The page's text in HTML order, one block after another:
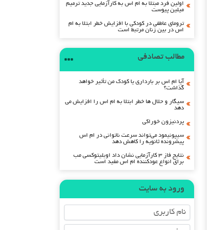
اولین فرد مبتلا به ام اس به کارآزمایی جدید ترمیم
میلین پیوست
ترومای عاطفی در کودکی با افزایش خطر ابتلا به ام
اس در بین زنان مرتبط است
مطالب تصادفی
آیا ام اس بر بارداری یا کودک من تأثیر خواهد
گذاشت؟
سیگار و حلال ها خطر ابتلا به ام اس را افزایش می
دهد
پردنیزون خوراکی
سیپونیمود می‌تواند سرعت ناتوانی در ام اس
پیشرونده ثانویه را کاهش دهد
نتایج فاز ۳ کارآزمایی نشان داد اوبلیتوکسی مب
برای انواع عودکننده ام اس مفید است
ورود به سایت